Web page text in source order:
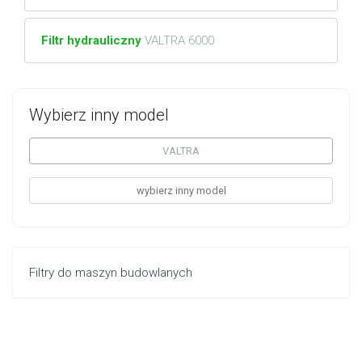
Wybierz inny model
VALTRA
wybierz inny model
Filtry do maszyn budowlanych
Filtr hydrauliczny VALTRA 6000